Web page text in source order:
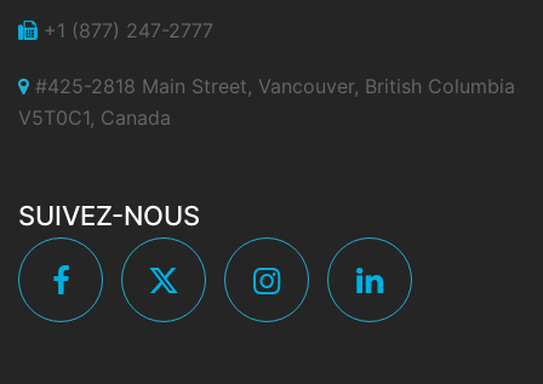
+1 (877) 247-2777
#425-2818 Main Street, Vancouver, British Columbia
V5T0C1, Canada
SUIVEZ-NOUS
Facebook Twitter Instagram Linkedin